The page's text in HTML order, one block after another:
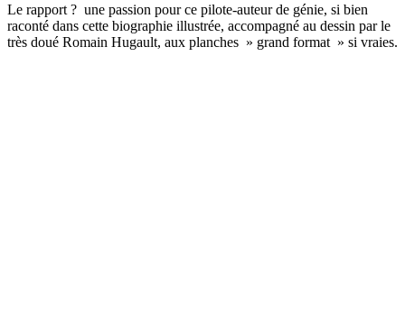
Le rapport ? une passion pour ce pilote-auteur de génie, si bien
raconté dans cette biographie illustrée, accompagné au dessin par le
très doué Romain Hugault, aux planches » grand format » si vraies.